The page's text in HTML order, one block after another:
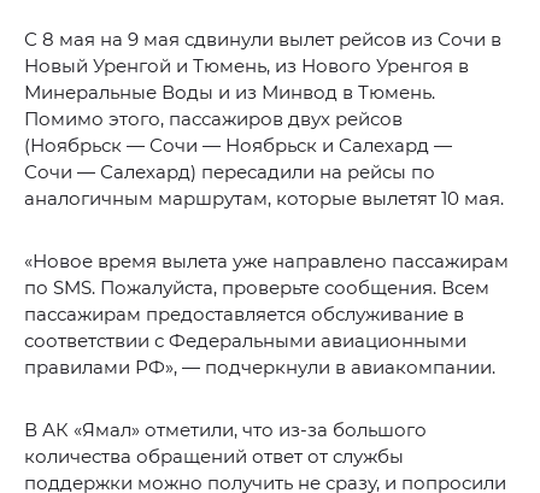
С 8 мая на 9 мая сдвинули вылет рейсов из Сочи в
Новый Уренгой и Тюмень, из Нового Уренгоя в
Минеральные Воды и из Минвод в Тюмень.
Помимо этого, пассажиров двух рейсов
(Ноябрьск — Сочи — Ноябрьск и Салехард —
Сочи — Салехард) пересадили на рейсы по
аналогичным маршрутам, которые вылетят 10 мая.
«Новое время вылета уже направлено пассажирам
по SMS. Пожалуйста, проверьте сообщения. Всем
пассажирам предоставляется обслуживание в
соответствии с Федеральными авиационными
правилами РФ», — подчеркнули в авиакомпании.
В АК «Ямал» отметили, что из-за большого
количества обращений ответ от службы
поддержки можно получить не сразу, и попросили